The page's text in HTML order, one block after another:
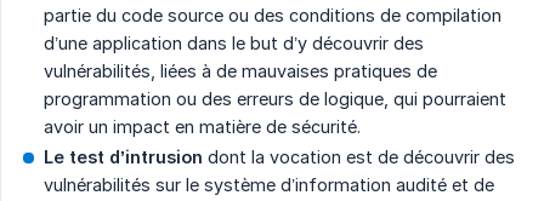
partie du code source ou des conditions de compilation
d’une application dans le but d’y découvrir des
vulnérabilités, liées à de mauvaises pratiques de
programmation ou des erreurs de logique, qui pourraient
avoir un impact en matière de sécurité.
Le test d’intrusion dont la vocation est de découvrir des
vulnérabilités sur le système d’information audité et de